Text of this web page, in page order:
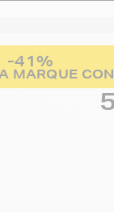
-41%
MARQUE